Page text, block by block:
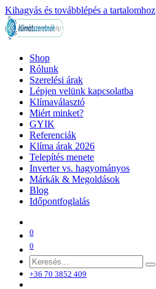
Kihagyás és továbblépés a tartalomhoz
Shop
Rólunk
Szerelési árak
Lépjen velünk kapcsolatba
Klímaválasztó
Miért minket?
GYIK
Referenciák
Klíma árak 2026
Telepítés menete
Inverter vs. hagyományos
Márkák & Megoldások
Blog
Időpontfoglalás
0
0
+36 70 3852 409